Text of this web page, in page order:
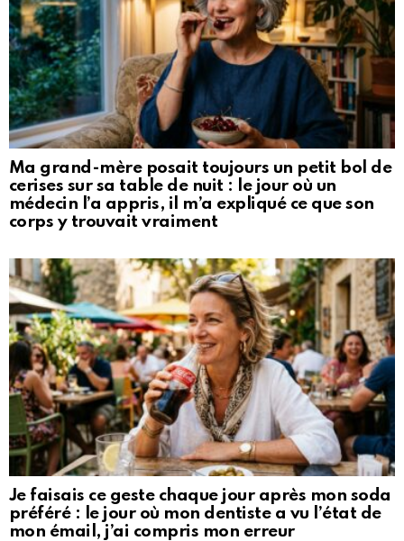
Ma grand-mère posait toujours un petit bol de
cerises sur sa table de nuit : le jour où un
médecin l’a appris, il m’a expliqué ce que son
corps y trouvait vraiment
Je faisais ce geste chaque jour après mon soda
préféré : le jour où mon dentiste a vu l’état de
mon émail, j’ai compris mon erreur